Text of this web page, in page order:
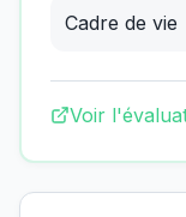
Cadre de vie
Voir